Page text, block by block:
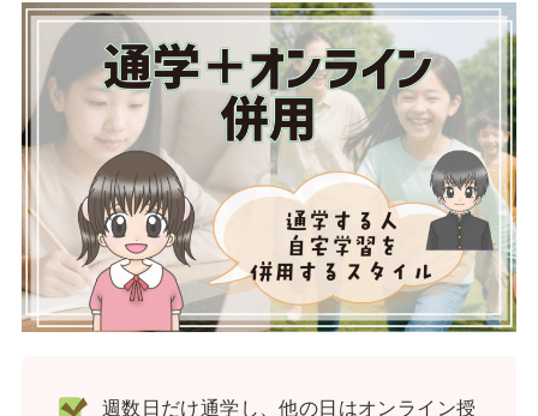
週数日だけ通学し、他の日はオンライン授